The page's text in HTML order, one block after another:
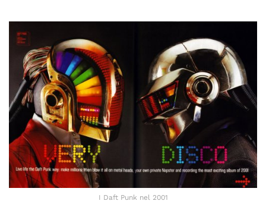
I Daft Punk nel 2001